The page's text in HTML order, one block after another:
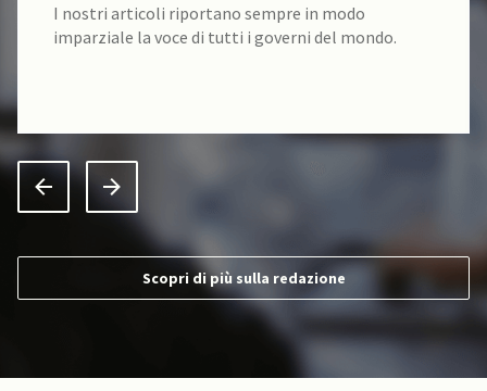
I nostri articoli riportano sempre in modo
imparziale la voce di tutti i governi del mondo.
Scopri di più sulla redazione